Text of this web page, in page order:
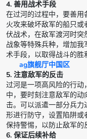
4. 善用战术手段
在过河的过程中，要善用
火攻来破坏敌军的船只
伏战术，在敌军渡河时
战象等特殊兵种，增加
术手段，以取得战斗的胜
ag旗舰厅中国区
5. 注意敌军的反击
过河是一项高风险的行
中，要时刻注意敌军的
击。可以派遣一部分兵
形进行防守，设置陷阱或
保持警惕，以防止敌军的
6. 保证后续补给